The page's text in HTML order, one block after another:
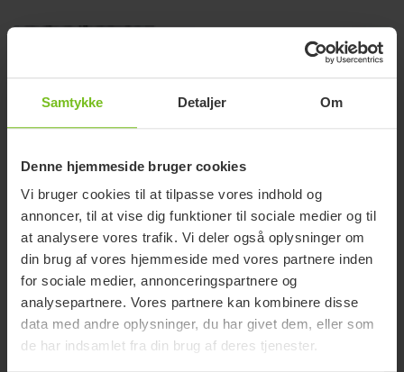
Samtykke Detaljer Om
Denne hjemmeside bruger cookies
Vi bruger cookies til at tilpasse vores indhold og
annoncer, til at vise dig funktioner til sociale medier og til
at analysere vores trafik. Vi deler også oplysninger om
din brug af vores hjemmeside med vores partnere inden
for sociale medier, annonceringspartnere og
analysepartnere. Vores partnere kan kombinere disse
data med andre oplysninger, du har givet dem, eller som
de har indsamlet fra din brug af deres tjenester.
Immedia 4WayGlide - Nylonlagen uden lås
Denne video forklarer funktionen af ​​Immedia 4WayGlide
NylonSheet uden lås.